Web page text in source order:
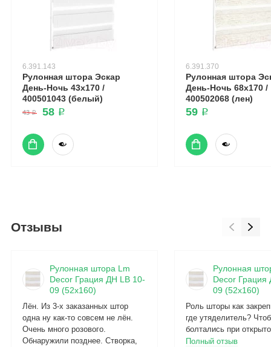
6.391.143
Рулонная штора Эскар
День-Ночь 43x170 /
400501043 (белый)
43 ₽ 58 ₽
6.391.370
Рулонная штора
День-Ночь 68x170 /
400502068 (лен)
59 ₽
Отзывы
Рулонная штора Lm
Decor Грация ДН LB 10-
09 (52x160)
Лён. Из 3-х заказанных штор
одна ну как-то совсем не лён.
Очень много розового.
Обнаружили позднее. Створка,
Рулонная
Decor Грация
09 (52x160)
Роль шторы как
где утяделитель?
болтались при
Полный отзыв